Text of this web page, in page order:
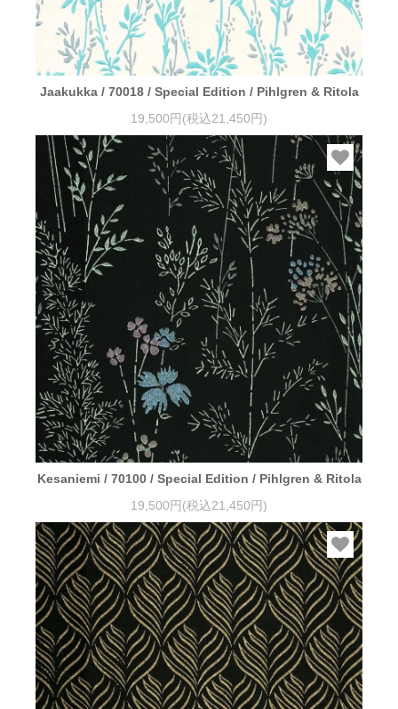
Jaakukka / 70018 / Special Edition / Pihlgren & Ritola
19,500円(税込21,450円)
Kesaniemi / 70100 / Special Edition / Pihlgren & Ritola
19,500円(税込21,450円)